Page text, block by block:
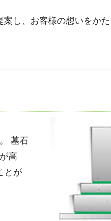
し、お客様の想いをか
墓石
高
とが